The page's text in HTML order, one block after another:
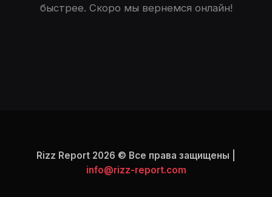
быстрее. Скоро мы вернемся онлайн!
Rizz Report 2026 © Все права защищены |
info@rizz-report.com